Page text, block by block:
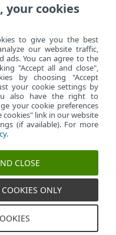
PROTECT 기본
업
쿠키 관리
your cookies
to give you the best
our website traffic,
ads. You can agree to the
"Accept all and close",
by choosing "Accept
your cookie settings by
also have the right to
your cookie preferences
link in our website
(if available). For more
.
CLOSE
ONLY